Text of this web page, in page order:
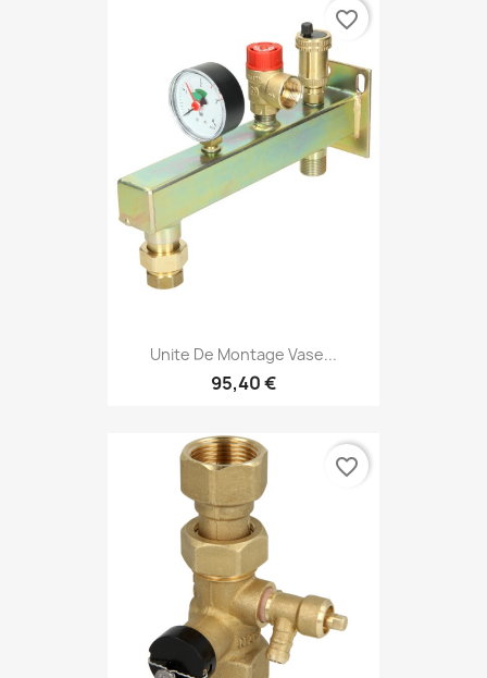
Unite De Montage Vase...
95,40 €
favorite_border
favorite_border